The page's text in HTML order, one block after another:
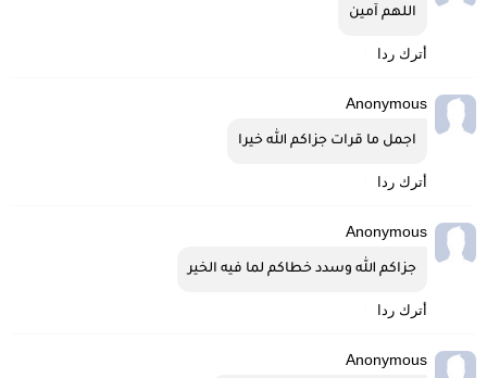
اللهم آمين
أترك ردا
Anonymous
اجمل ما قرات جزاكم الله خيرا
أترك ردا
Anonymous
جزاكم الله وسدد خطاكم لما فيه الخير
أترك ردا
Anonymous